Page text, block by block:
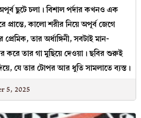
ছুটে চলা। বিশাল পর্দার কখনও এক
কালো শরীর নিয়ে অপূর্ব জেগে
তার অর্ধাঙ্গিনী, সবটাই মান-
করে তার গা মুছিয়ে দেওয়া। ছবির শুরুই
যে তার টোপর আর ধুতি সামলাতে ব্যস্ত।
5, 2025